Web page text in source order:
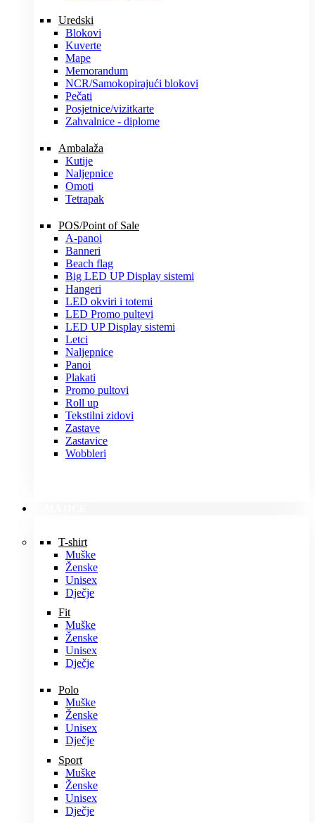
Uredski
Blokovi
Kuverte
Mape
Memorandum
NCR/Samokopirajući blokovi
Pečati
Posjetnice/vizitkarte
Zahvalnice - diplome
Ambalaža
Kutije
Naljepnice
Omoti
Tetrapak
POS/Point of Sale
A-panoi
Banneri
Beach flag
Big LED UP Display sistemi
Hangeri
LED okviri i totemi
LED Promo pultevi
LED UP Display sistemi
Letci
Naljepnice
Panoi
Plakati
Promo pultovi
Roll up
Tekstilni zidovi
Zastave
Zastavice
Wobbleri
T-shirt
Muške
Ženske
Unisex
Dječje
Fit
Muške
Ženske
Unisex
Dječje
Polo
Muške
Ženske
Unisex
Dječje
Sport
Muške
Ženske
Unisex
Dječje